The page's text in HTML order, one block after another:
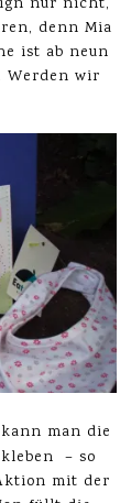
denn Mia
ist ab neun
Werden wir
man die
– so
mit der